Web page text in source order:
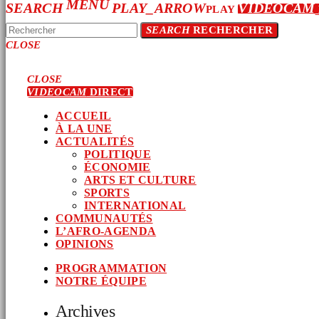
SEARCHMENUPLAY_ARROWPLAY VIDEOCAM
SEARCHRECHERCHER
CLOSE
CLOSE
VIDEOCAMDIRECT
ACCUEIL
À LA UNE
ACTUALITÉS
POLITIQUE
ÉCONOMIE
ARTS ET CULTURE
SPORTS
INTERNATIONAL
COMMUNAUTÉS
L’AFRO-AGENDA
OPINIONS
PROGRAMMATION
NOTRE ÉQUIPE
Archives